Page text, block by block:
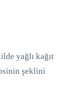
yağlı kağıt
şeklini